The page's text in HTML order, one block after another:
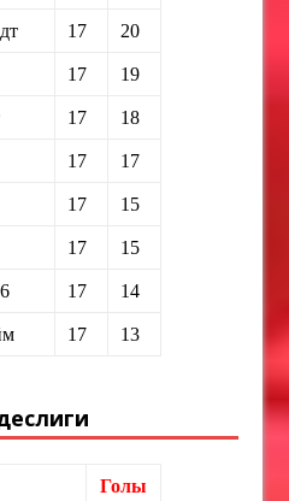
17 20
17 19
17 18
17 17
17 15
17 15
17 14
17 13
Голы